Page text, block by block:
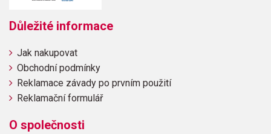
Důležité informace
Jak nakupovat
Obchodní podmínky
Reklamace závady po prvním použití
Reklamační formulář
O společnosti